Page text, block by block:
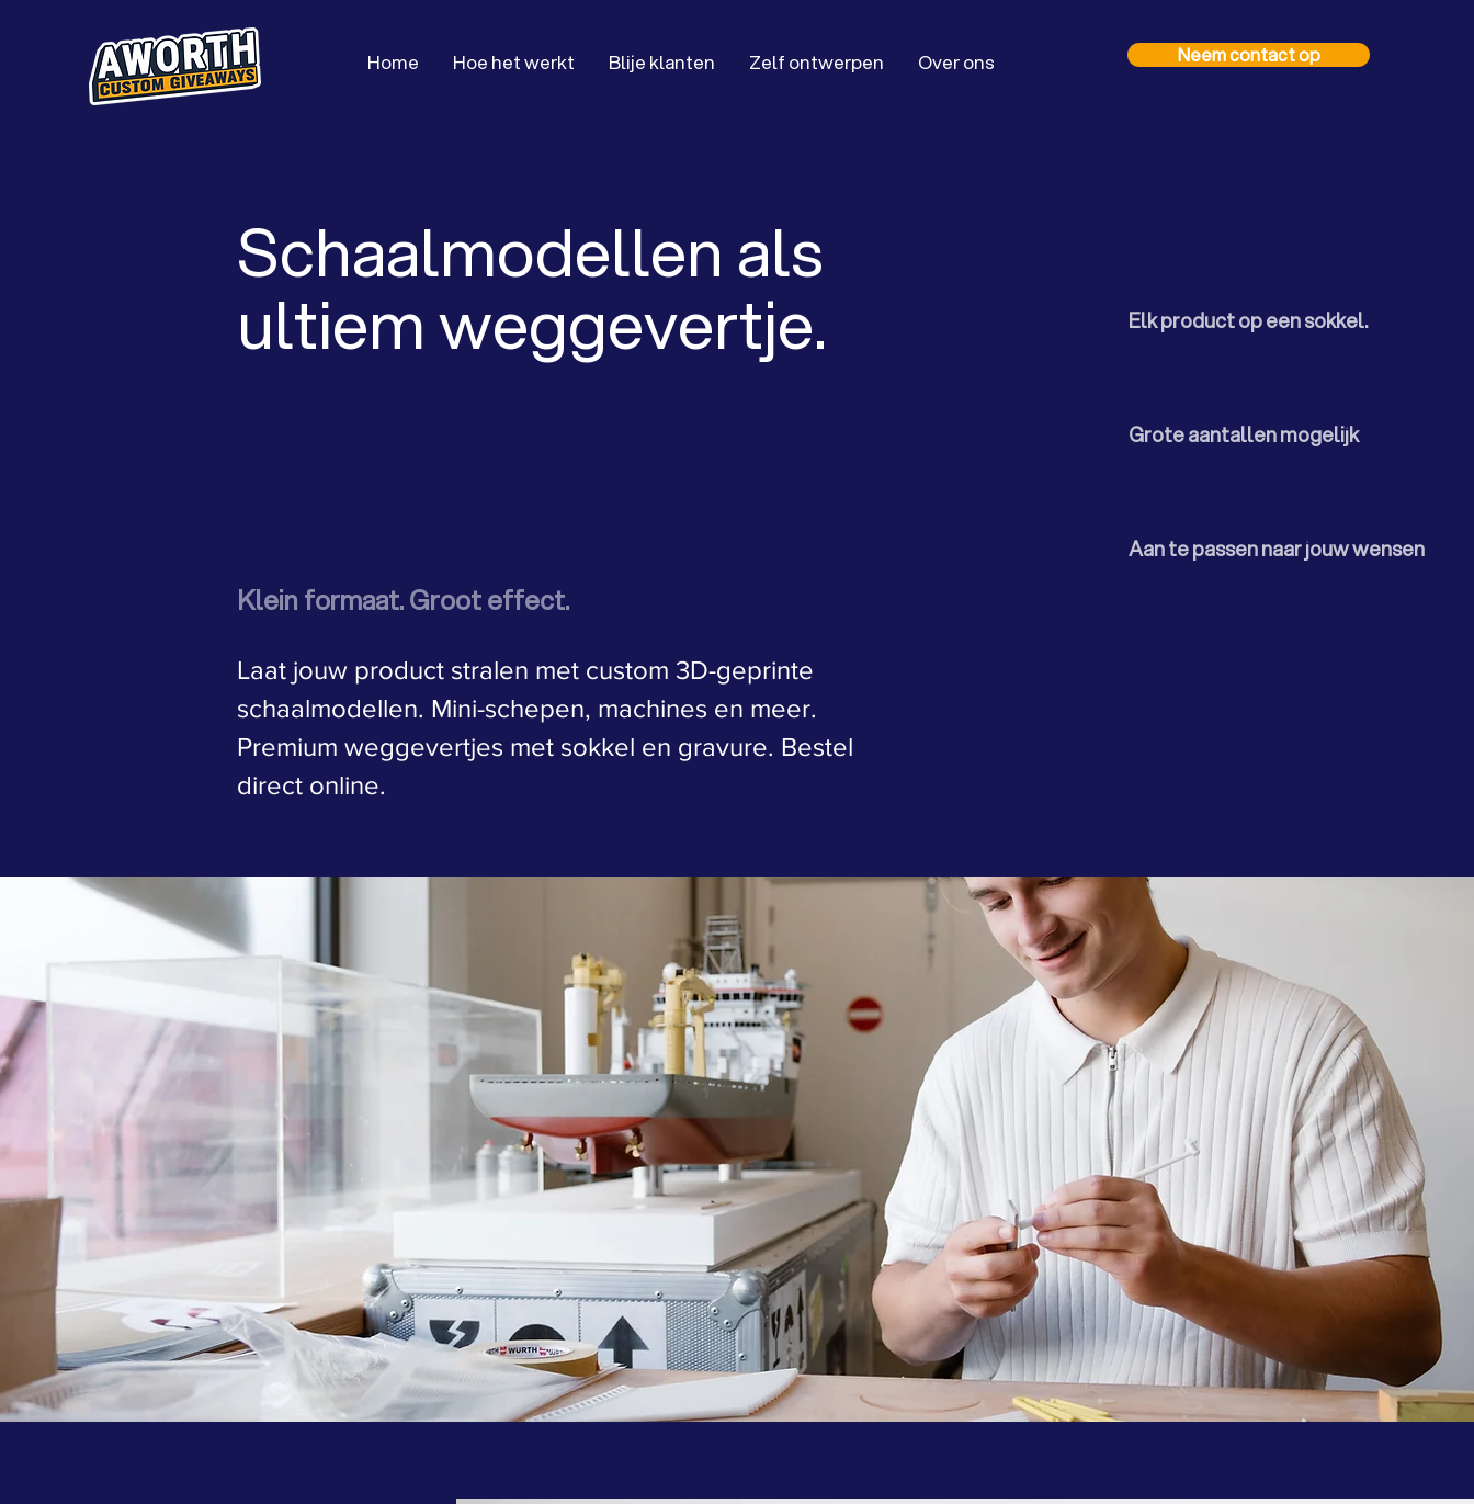
Home Hoe het werkt Blije klanten Zelf ontwerpen Over ons Neem contact op
Schaalmodellen als
ultiem weggevertje. Elk product op een sokkel.
Grote aantallen mogelijk​
Aan te passen naar jouw wensen
Klein formaat. Groot effect.
Laat jouw product stralen met custom 3D-geprinte
schaalmodellen. Mini-schepen, machines en meer.
Premium weggevertjes met sokkel en gravure. Bestel
direct online.